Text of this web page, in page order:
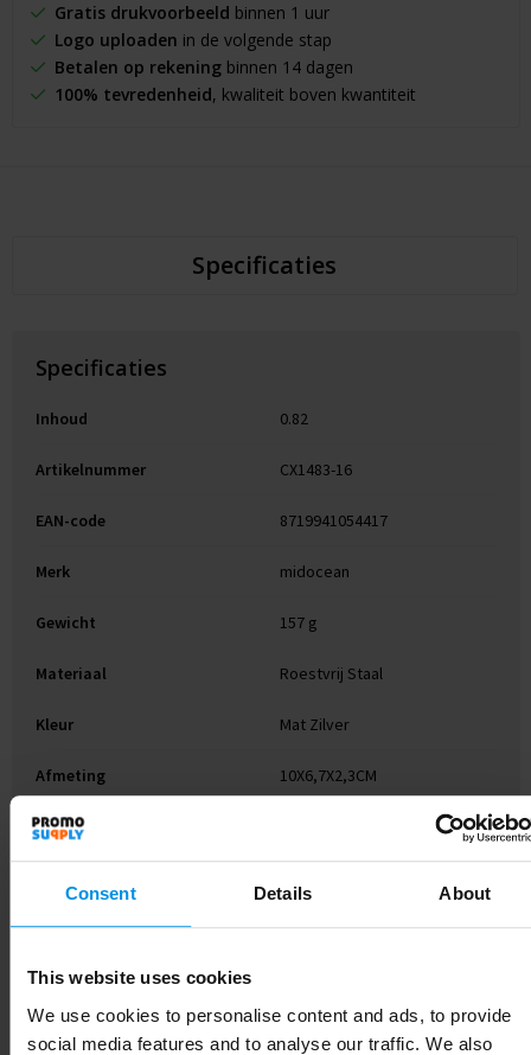
Consent Details About
This website uses cookies
We use cookies to personalise content and ads, to provide
social media features and to analyse our traffic. We also
Gratis drukvoorbeeld binnen 1 uur
Logo uploaden in de volgende stap
Betalen op rekeningbinnen 14 dagen
100% tevredenheid, kwaliteit boven kwantiteit
Specificaties
Specificaties
Inhoud 0.82
Artikelnummer CX1483-16
EAN-code 8719941054417
Merk midocean
Gewicht 157 g
Materiaal Roestvrij Staal
Kleur Mat Zilver
Afmeting 10X6,7X2,3CM
Hoogte
Lengte 10 cm